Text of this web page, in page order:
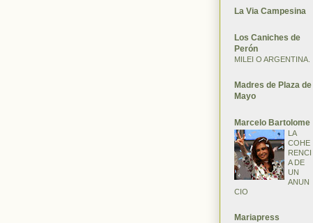
La Via Campesina
Los Caniches de
Perón
MILEI O ARGENTINA.
Madres de Plaza de
Mayo
Marcelo Bartolome
LA
COHE
RENCI
A DE
UN
ANUN
CIO
Mariapress